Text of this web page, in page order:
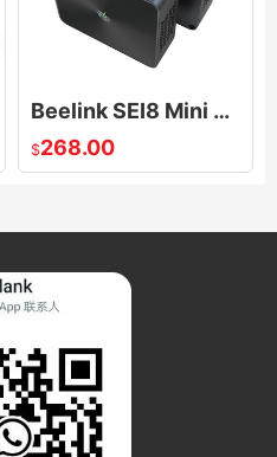
Beelink SEI8 Mini PC Windows 11, Intel 8th Gen 8109U, 16GB DDR4 RAM 500GB SSD,Dual HDMI Mini Compute
$268.00